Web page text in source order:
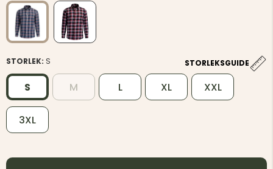
STORLEK: S STORLEKSGUIDE
S M L XL XXL
3XL